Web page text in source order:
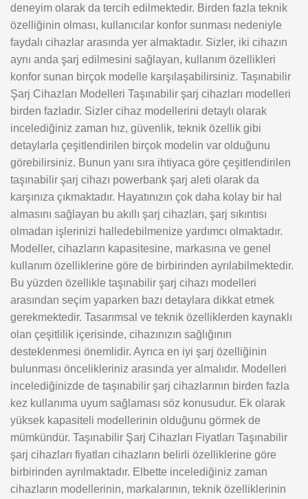
deneyim olarak da tercih edilmektedir. Birden fazla teknik
özelliğinin olması, kullanıcılar konfor sunması nedeniyle
faydalı cihazlar arasında yer almaktadır. Sizler, iki cihazın
aynı anda şarj edilmesini sağlayan, kullanım özellikleri
konfor sunan birçok modelle karşılaşabilirsiniz. Taşınabilir
Şarj Cihazları Modelleri Taşınabilir şarj cihazları modelleri
birden fazladır. Sizler cihaz modellerini detaylı olarak
incelediğiniz zaman hız, güvenlik, teknik özellik gibi
detaylarla çeşitlendirilen birçok modelin var olduğunu
görebilirsiniz. Bunun yanı sıra ihtiyaca göre çeşitlendirilen
taşınabilir şarj cihazı powerbank şarj aleti olarak da
karşınıza çıkmaktadır. Hayatınızın çok daha kolay bir hal
almasını sağlayan bu akıllı şarj cihazları, şarj sıkıntısı
olmadan işlerinizi halledebilmenize yardımcı olmaktadır.
Modeller, cihazların kapasitesine, markasına ve genel
kullanım özelliklerine göre de birbirinden ayrılabilmektedir.
Bu yüzden özellikle taşınabilir şarj cihazı modelleri
arasından seçim yaparken bazı detaylara dikkat etmek
gerekmektedir. Tasarımsal ve teknik özelliklerden kaynaklı
olan çeşitlilik içerisinde, cihazınızın sağlığının
desteklenmesi önemlidir. Ayrıca en iyi şarj özelliğinin
bulunması öncelikleriniz arasında yer almalıdır. Modelleri
incelediğinizde de taşınabilir şarj cihazlarının birden fazla
kez kullanıma uyum sağlaması söz konusudur. Ek olarak
yüksek kapasiteli modellerinin olduğunu görmek de
mümkündür. Taşınabilir Şarj Cihazları Fiyatları Taşınabilir
şarj cihazları fiyatları cihazların belirli özelliklerine göre
birbirinden ayrılmaktadır. Elbette incelediğiniz zaman
cihazların modellerinin, markalarının, teknik özelliklerinin